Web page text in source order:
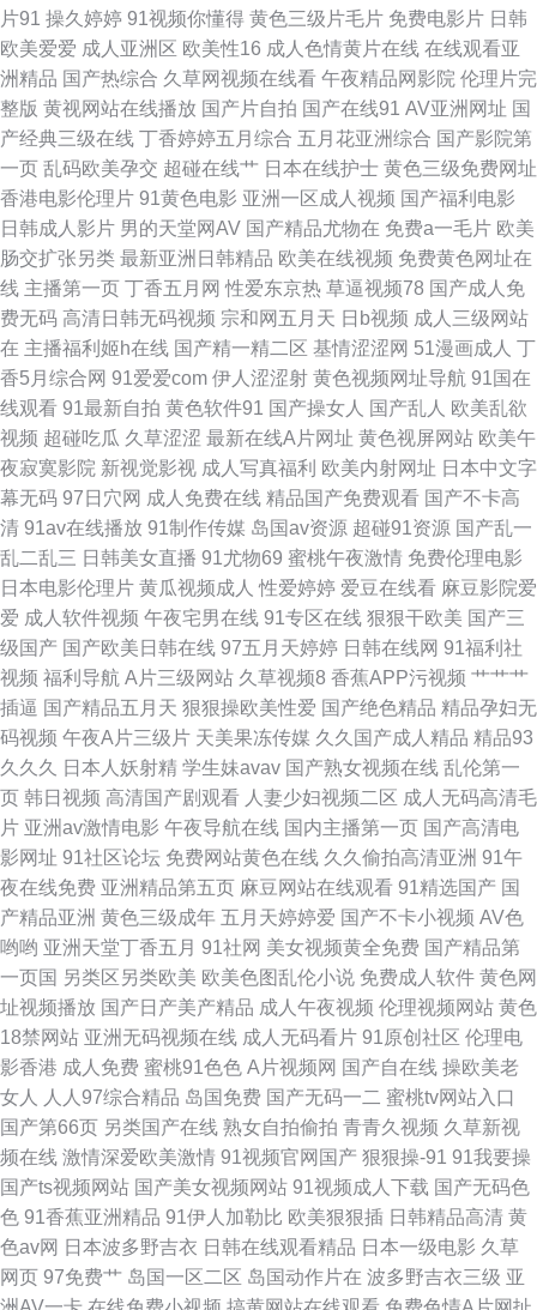
熟女资源网站 A级无毛 欧美综合性爱 91岛国大片 www国产www 玖玖热精品
6 色呦呦中文字幕 91免费视频黑丝 超碰在97人人操 欧美色图最新网址 91V
观看视频 青娱乐91系列 91熟女免费视频 色图专区区 91在线欧 久久精品国
产精品 伊人影院9998 超碰超超超在线 人妖VK 91丝袜美女视频 红桃伦理影
院 欧美资源av网 韩日怡红院 黄色电影导航 91每日更新 韩国AA片 日韩有码
另类精品 91豆花视频网址 玖玖在线视频 超碰爱爱 欧美中字中文字幕 91豆花
免费看片 成人网站入口 91小视频国产 五月花成人在线观 AV日韩另类TS 在
线看黄网址大全 白丝自慰潮睡91 欧美交配网 91精品123 黄色网址链接 人人
插人人乐 精品第9页 深夜福利视频网站 俺去也最新 久久综合青青草
片91 操久婷婷 91视频你懂得 黄色三级片毛片 免费电影片 日韩
欧美爱爱 成人亚洲区 欧美性16 成人色情黄片在线 在线观看亚
洲精品 国产热综合 久草网视频在线看 午夜精品网影院 伦理片完
整版 黄视网站在线播放 国产片自拍 国产在线91 AV亚洲网址 国
产经典三级在线 丁香婷婷五月综合 五月花亚洲综合 国产影院第
一页 乱码欧美孕交 超碰在线艹 日本在线护士 黄色三级免费网址
香港电影伦理片 91黄色电影 亚洲一区成人视频 国产福利电影
日韩成人影片 男的天堂网AV 国产精品尤物在 免费a一毛片 欧美
肠交扩张另类 最新亚洲日韩精品 欧美在线视频 免费黄色网址在
线 主播第一页 丁香五月网 性爱东京热 草逼视频78 国产成人免
费无码 高清日韩无码视频 宗和网五月天 日b视频 成人三级网站
在 主播福利姬h在线 国产精一精二区 基情涩涩网 51漫画成人 丁
香5月综合网 91爱爱com 伊人涩涩射 黄色视频网址导航 91国在
线观看 91最新自拍 黄色软件91 国产操女人 国产乱人 欧美乱欲
视频 超碰吃瓜 久草涩涩 最新在线A片网址 黄色视屏网站 欧美午
夜寂寞影院 新视觉影视 成人写真福利 欧美内射网址 日本中文字
幕无码 97日穴网 成人免费在线 精品国产免费观看 国产不卡高
清 91av在线播放 91制作传媒 岛国av资源 超碰91资源 国产乱一
乱二乱三 日韩美女直播 91尤物69 蜜桃午夜激情 免费伦理电影
日本电影伦理片 黄瓜视频成人 性爱婷婷 爱豆在线看 麻豆影院爱
爱 成人软件视频 午夜宅男在线 91专区在线 狠狠干欧美 国产三
级国产 国产欧美日韩在线 97五月天婷婷 日韩在线网 91福利社
视频 福利导航 A片三级网站 久草视频8 香蕉APP污视频 艹艹艹
插逼 国产精品五月天 狠狠操欧美性爱 国产绝色精品 精品孕妇无
码视频 午夜A片三级片 天美果冻传媒 久久国产成人精品 精品93
久久久
日本人妖射精 学生妹avav 国产熟女视频在线 乱伦第一
页 韩日视频 高清国产剧观看 人妻少妇视频二区 成人无码高清毛
片 亚洲av激情电影 午夜导航在线 国内主播第一页 国产高清电
影网址 91社区论坛 免费网站黄色在线 久久偷拍高清亚洲 91午
夜在线免费 亚洲精品第五页 麻豆网站在线观看 91精选国产 国
产精品亚洲 黄色三级成年 五月天婷婷爱 国产不卡小视频 AV色
哟哟 亚洲天堂丁香五月 91社网 美女视频黄全免费 国产精品第
一页国 另类区另类欧美 欧美色图乱伦小说 免费成人软件 黄色网
址视频播放 国产日产美产精品 成人午夜视频 伦理视频网站 黄色
18禁网站 亚洲无码视频在线 成人无码看片 91原创社区 伦理电
影香港 成人免费 蜜桃91色色 A片视频网 国产自在线 操欧美老
女人
人人97综合精品 岛国免费 国产无码一二 蜜桃tv网站入口
国产第66页 另类国产在线 熟女自拍偷拍 青青久视频 久草新视
频在线 激情深爱欧美激情 91视频官网国产 狠狠操-91 91我要操
国产ts视频网站 国产美女视频网站 91视频成人下载 国产无码色
色 91香蕉亚洲精品 91伊人加勒比 欧美狠狠插 日韩精品高清 黄
色av网 日本波多野吉衣 日韩在线观看精品 日本一级电影 久草
网页 97免费艹 岛国一区二区 岛国动作片在 波多野吉衣三级 亚